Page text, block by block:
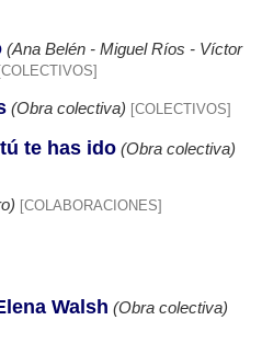
(Ana Belén - Miguel Ríos - Víctor
[COLECTIVOS]
(Obra colectiva) [COLECTIVOS]
te has ido (Obra colectiva)
[COLABORACIONES]
Walsh (Obra colectiva)